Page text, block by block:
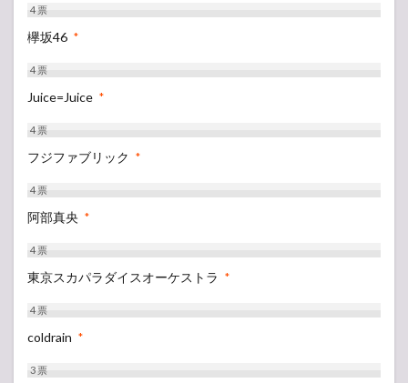
4票
欅坂46 *
4票
Juice=Juice *
4票
フジファブリック *
4票
阿部真央 *
4票
東京スカパラダイスオーケストラ *
4票
coldrain *
3票